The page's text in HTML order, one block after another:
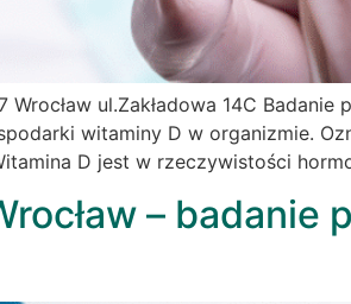
ul.Zakładowa 14C
witaminy D w organizmie.
D jest w rzeczywistości
– badanie